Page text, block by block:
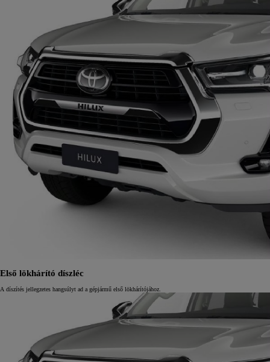
Első lökhárító díszléc
A díszítés jellegzetes hangsúlyt ad a gépjármű első lökhárítójához.